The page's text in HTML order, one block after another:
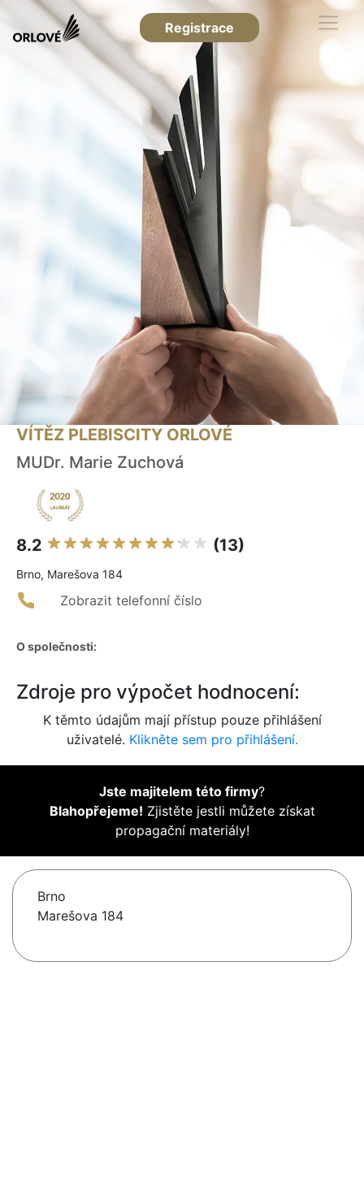
Registrace
VÍTĚZ PLEBISCITY ORLOVÉ
MUDr. Marie Zuchová
8.2 (13)
Brno, Marešova 184
Zobrazit telefonní číslo
O společnosti:
Zdroje pro výpočet hodnocení:
K těmto údajům mají přístup pouze přihlášení
uživatelé. Klikněte sem pro přihlášení.
Jste majitelem této firmy?
Blahopřejeme! Zjistěte jestli můžete získat
propagační materiály!
Brno
Marešova 184